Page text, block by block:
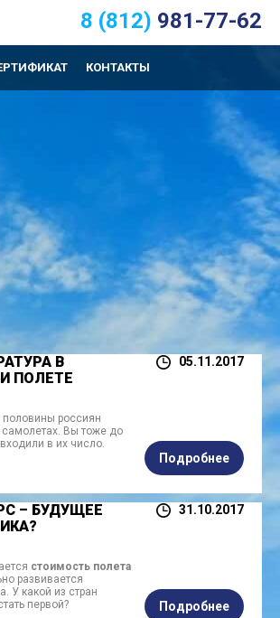
8 (812) 981-77-62
КОНТАКТЫ
В
ПОЛЕТЕ
05.11.2017
половины россиян
самолетах. Вы тоже до
в их число.
Подробнее
– БУДУЩЕЕ
31.10.2017
стоимость полета
развивается
У какой из стран
первой?
Подробнее